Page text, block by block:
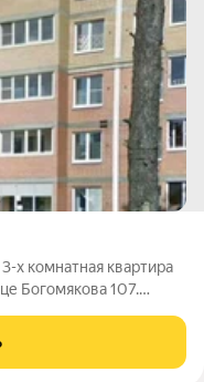
х комнатная квартира
Богомякова 107.
центр и Академия